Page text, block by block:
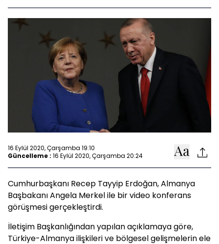
16 Eylül 2020, Çarşamba 19:10
Güncelleme : 16 Eylül 2020, Çarşamba 20:24
Cumhurbaşkanı Recep Tayyip Erdoğan, Almanya
Başbakanı Angela Merkel ile bir video konferans
görüşmesi gerçekleştirdi.
İletişim Başkanlığından yapılan açıklamaya göre,
Türkiye-Almanya ilişkileri ve bölgesel gelişmelerin ele